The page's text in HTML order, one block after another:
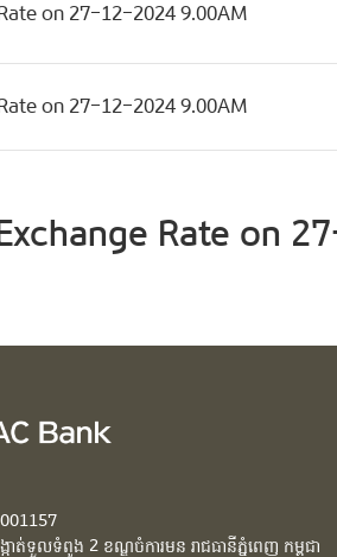
on 27-12-2024 9.00AM
on 27-12-2024 9.00AM
Exchange Rate on
ាត់ទួលទំពូង 2 ខណ្ឌចំការមន រាជធានីភ្នំពេញ កម្ពុជា​